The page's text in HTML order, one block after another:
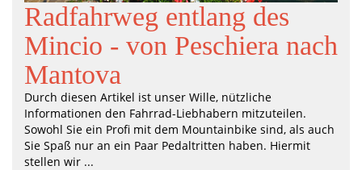
Radfahrweg entlang des
Mincio - von Peschiera nach
Mantova
Durch diesen Artikel ist unser Wille, nützliche
Informationen den Fahrrad-Liebhabern mitzuteilen.
Sowohl Sie ein Profi mit dem Mountainbike sind, als auch
Sie Spaß nur an ein Paar Pedaltritten haben. Hiermit
stellen wir ...